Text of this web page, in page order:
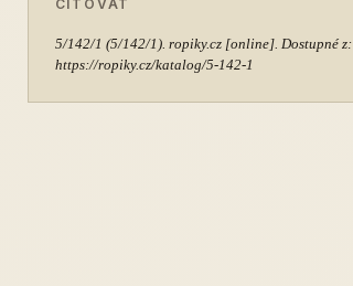
CITOVAT
5/142/1 (5/142/1). ropiky.cz [online]. Dostupné z:
https://ropiky.cz/katalog/5-142-1